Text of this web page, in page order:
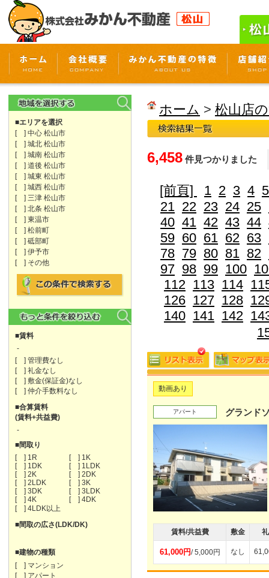
■エリアを選択
[ ] 中心 松山市
[ ] 城北 松山市
[ ] 城南 松山市
[ ] 道後 松山市
[ ] 城東 松山市
[ ] 城西 松山市
[ ] 三津 松山市
[ ] 北条 松山市
[ ] 東温市
[ ] 松前町
[ ] 砥部町
[ ] 伊予市
[ ] その他
■賃料
-
[ ] 管理費なし
[ ] 礼金なし
[ ] 敷金(保証金)なし
[ ] 仲介手数料なし
■合算賃料
(賃料+共益費)
-
■間取り
[ ] 1R
[ ] 1K
[ ] 1DK
[ ] 1LDK
[ ] 2K
[ ] 2DK
[ ] 2LDK
[ ] 3K
[ ] 3DK
[ ] 3LDK
[ ] 4K
[ ] 4DK
[ ] 4LDK以上
■間取の広さ(LDK/DK)
■建物の種類
[ ] マンション
[ ] アパート
ホーム > 松山店
6,458 件見つかりました
[前頁] 1 2 3 4 5
21 22 23 24 25
40 41 42 43 44
59 60 61 62 63
78 79 80 81 82
97 98 99 100
112 113 114
126 127 128
140 141 142
動画あり
アパート グランド
賃料/共益費 敷金
61,000円/ 5,000円 なし